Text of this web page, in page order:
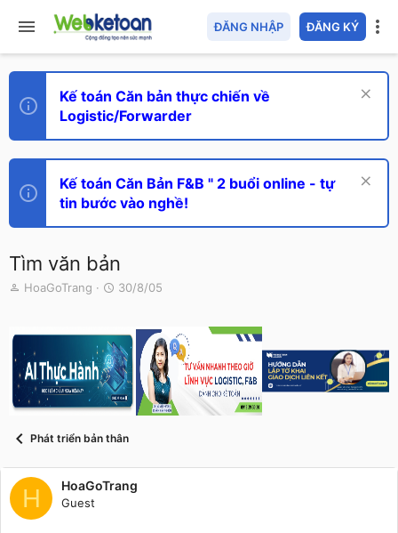
ĐĂNG NHẬP ĐĂNG KÝ
Kế toán Căn bản thực chiến về
Logistic/Forwarder
Kế toán Căn Bản F&B " 2 buổi online - tự
tin bước vào nghề!
Tìm văn bản
T
e
a
d
s
a
r
HoaGoTrang
N
y
g
ử
i
30/8/05
Phát triển bản thân
H HoaGoTrang
Guest